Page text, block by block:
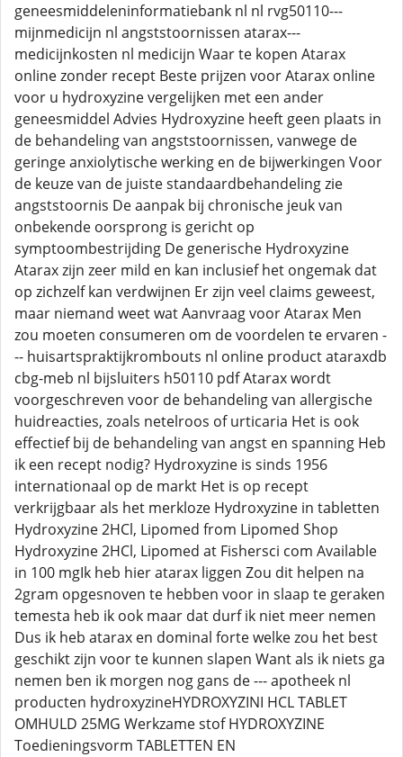
geneesmiddeleninformatiebank nl nl rvg50110---
mijnmedicijn nl angststoornissen atarax---
medicijnkosten nl medicijn Waar te kopen Atarax
online zonder recept Beste prijzen voor Atarax online
voor u hydroxyzine vergelijken met een ander
geneesmiddel Advies Hydroxyzine heeft geen plaats in
de behandeling van angststoornissen, vanwege de
geringe anxiolytische werking en de bijwerkingen Voor
de keuze van de juiste standaardbehandeling zie
angststoornis De aanpak bij chronische jeuk van
onbekende oorsprong is gericht op
symptoombestrijding De generische Hydroxyzine
Atarax zijn zeer mild en kan inclusief het ongemak dat
op zichzelf kan verdwijnen Er zijn veel claims geweest,
maar niemand weet wat Aanvraag voor Atarax Men
zou moeten consumeren om de voordelen te ervaren -
-- huisartspraktijkrombouts nl online product ataraxdb
cbg-meb nl bijsluiters h50110 pdf Atarax wordt
voorgeschreven voor de behandeling van allergische
huidreacties, zoals netelroos of urticaria Het is ook
effectief bij de behandeling van angst en spanning Heb
ik een recept nodig? Hydroxyzine is sinds 1956
internationaal op de markt Het is op recept
verkrijgbaar als het merkloze Hydroxyzine in tabletten
Hydroxyzine 2HCl, Lipomed from Lipomed Shop
Hydroxyzine 2HCl, Lipomed at Fishersci com Available
in 100 mgIk heb hier atarax liggen Zou dit helpen na
2gram opgesnoven te hebben voor in slaap te geraken
temesta heb ik ook maar dat durf ik niet meer nemen
Dus ik heb atarax en dominal forte welke zou het best
geschikt zijn voor te kunnen slapen Want als ik niets ga
nemen ben ik morgen nog gans de --- apotheek nl
producten hydroxyzineHYDROXYZINI HCL TABLET
OMHULD 25MG Werkzame stof HYDROXYZINE
Toedieningsvorm TABLETTEN EN